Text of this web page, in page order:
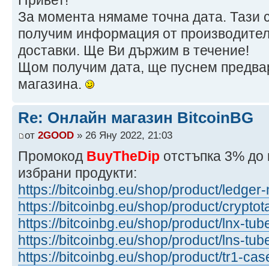
За момента нямаме точна дата. Тази
получим информация от
доставки. Ще Ви държим в течение!
Щом получим дата, ще пуснем
магазина.
Re: Онлайн магазин BitcoinBG
от 2GOOD » 26 Яну 2022, 21:03
Промокод BuyTheDip отстъпка 3%
избрани продукти:
https://bitcoinbg.eu/shop/product/
https://bitcoinbg.eu/shop/product/
https://bitcoinbg.eu/shop/product/lnx-
https://bitcoinbg.eu/shop/product/lns-
https://bitcoinbg.eu/shop/product/tr1-